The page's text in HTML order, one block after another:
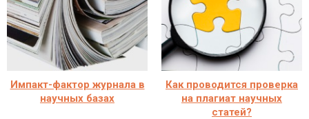
Импакт-фактор журнала в
научных базах
Как проводится проверка
на плагиат научных
статей?